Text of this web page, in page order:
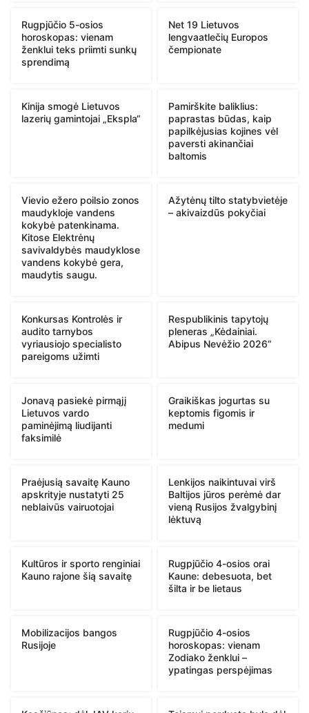
Rugpjūčio 5-osios
horoskopas: vienam
ženklui teks priimti sunkų
sprendimą
Net 19 Lietuvos
lengvaatlečių Europos
čempionate
Kinija smogė Lietuvos
lazerių gamintojai „Ekspla“
Pamirškite baliklius:
paprastas būdas, kaip
papilkėjusias kojines vėl
paversti akinančiai
baltomis
Vievio ežero poilsio zonos
maudykloje vandens
kokybė patenkinama.
Kitose Elektrėnų
savivaldybės maudyklose
vandens kokybė gera,
maudytis saugu.
Ažytėnų tilto statybvietėje
– akivaizdūs pokyčiai
Konkursas Kontrolės ir
audito tarnybos
vyriausiojo specialisto
pareigoms užimti
Respublikinis tapytojų
pleneras „Kėdainiai.
Abipus Nevėžio 2026“
Jonavą pasiekė pirmąjį
Lietuvos vardo
paminėjimą liudijanti
faksimilė
Graikiškas jogurtas su
keptomis figomis ir
medumi
Praėjusią savaitę Kauno
apskrityje nustatyti 25
neblaivūs vairuotojai
Lenkijos naikintuvai virš
Baltijos jūros perėmė dar
vieną Rusijos žvalgybinį
lėktuvą
Kultūros ir sporto renginiai
Kauno rajone šią savaitę
Rugpjūčio 4-osios orai
Kaune: debesuota, bet
šilta ir be lietaus
Mobilizacijos bangos
Rusijoje
Rugpjūčio 4-osios
horoskopas: vienam
Zodiako ženklui –
ypatingas perspėjimas